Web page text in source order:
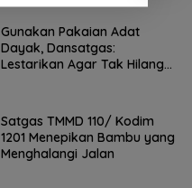
Gunakan Pakaian Adat
Dayak, Dansatgas:
Lestarikan Agar Tak Hilang
Satgas TMMD 110/ Kodim
1201 Menepikan Bambu yang
Menghalangi Jalan